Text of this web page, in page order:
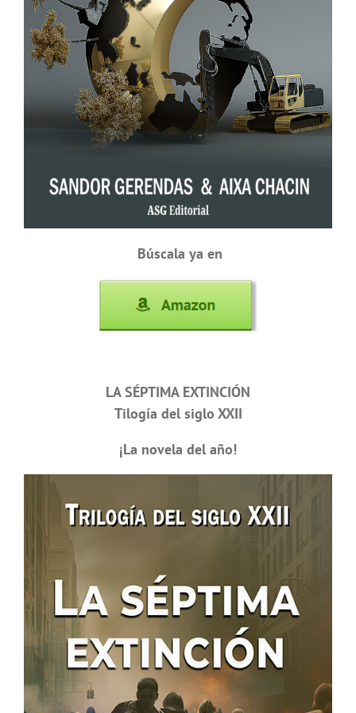
Búscala ya en
LA SÉPTIMA EXTINCIÓN
Tilogía del siglo XXII
¡La novela del año!